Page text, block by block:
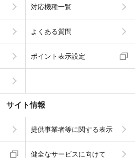
対応機種一覧
よくある質問
ポイント表示設定
サイト情報
提供事業者等に関する表示
健全なサービスに向けて